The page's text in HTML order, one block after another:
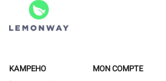
KAMPEHO MON COMPTE